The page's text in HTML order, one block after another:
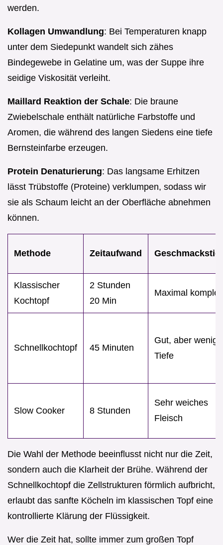
werden.
Kollagen Umwandlung: Bei Temperaturen knapp
unter dem Siedepunkt wandelt sich zähes
Bindegewebe in Gelatine um, was der Suppe ihre
seidige Viskosität verleiht.
Maillard Reaktion der Schale: Die braune
Zwiebelschale enthält natürliche Farbstoffe und
Aromen, die während des langen Siedens eine tiefe
Bernsteinfarbe erzeugen.
Protein Denaturierung: Das langsame Erhitzen
lässt Trübstoffe (Proteine) verklumpen, sodass wir
sie als Schaum leicht an der Oberfläche abnehmen
können.
Methode Zeitaufwand
Klassischer
Kochtopf
2 Stunden
20 Min
Maximal komplex
Schnellkochtopf 45 Minuten
Gut, aber
Tiefe
Slow Cooker 8 Stunden
Sehr weiches
Fleisch
Die Wahl der Methode beeinflusst nicht nur die Zeit,
sondern auch die Klarheit der Brühe. Während der
Schnellkochtopf die Zellstrukturen förmlich aufbricht,
erlaubt das sanfte Köcheln im klassischen Topf eine
kontrollierte Klärung der Flüssigkeit.
Wer die Zeit hat, sollte immer zum großen Topf